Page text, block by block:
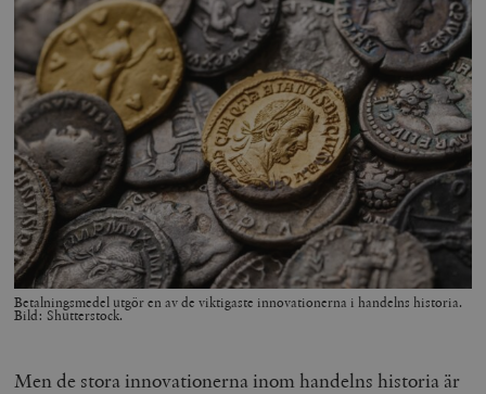
Betalningsmedel utgör en av de viktigaste innovationerna i handelns historia.
Bild: Shutterstock.
Men de stora innovationerna inom handelns historia är